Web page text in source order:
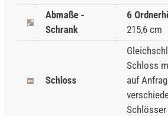
Abmaße -
Schrank
6
215,6 cm
Schloss
Schloss
auf